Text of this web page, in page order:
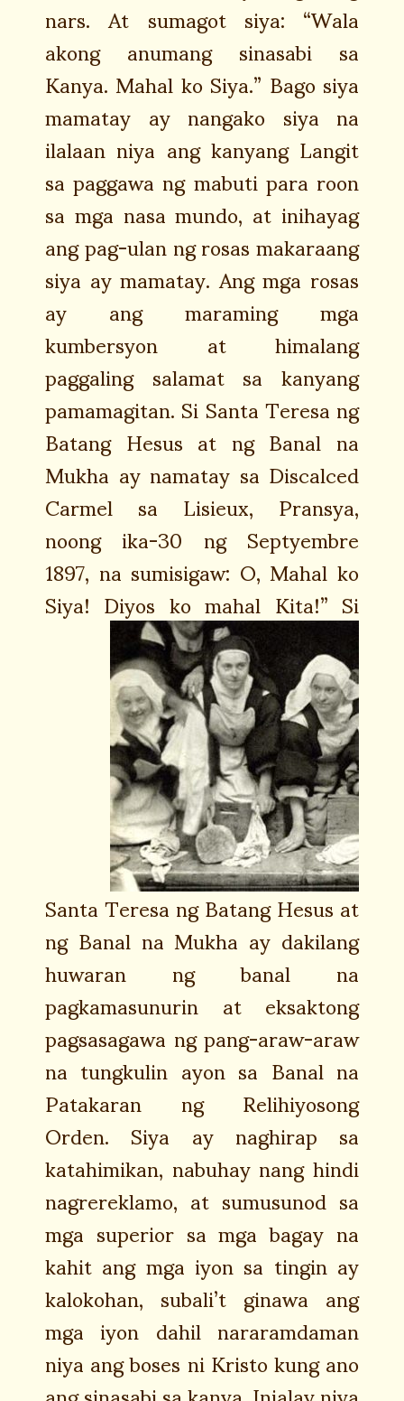
nars. At sumagot siya: “Wala
akong anumang sinasabi sa
Kanya. Mahal ko Siya.” Bago siya
mamatay ay nangako siya na
ilalaan niya ang kanyang Langit
sa paggawa ng mabuti para roon
sa mga nasa mundo, at inihayag
ang pag-ulan ng rosas makaraang
siya ay mamatay. Ang mga rosas
ay ang maraming mga
kumbersyon at himalang
paggaling salamat sa kanyang
pamamagitan. Si Santa Teresa ng
Batang Hesus at ng Banal na
Mukha ay namatay sa Discalced
Carmel sa Lisieux, Pransya,
noong ika-30 ng Septyembre
1897, na sumisigaw: O, Mahal ko
Siya! Diyos ko mahal Kita!”Si
Santa Teresa ng Batang Hesus at
ng Banal na Mukha ay dakilang
huwaran ng banal na
pagkamasunurin at eksaktong
pagsasagawa ng pang-araw-araw
na tungkulin ayon sa Banal na
Patakaran ng Relihiyosong
Orden. Siya ay naghirap sa
katahimikan, nabuhay nang hindi
nagrereklamo, at sumusunod sa
mga superior sa mga bagay na
kahit ang mga iyon sa tingin ay
kalokohan, subali’t ginawa ang
mga iyon dahil nararamdaman
niya ang boses ni Kristo kung ano